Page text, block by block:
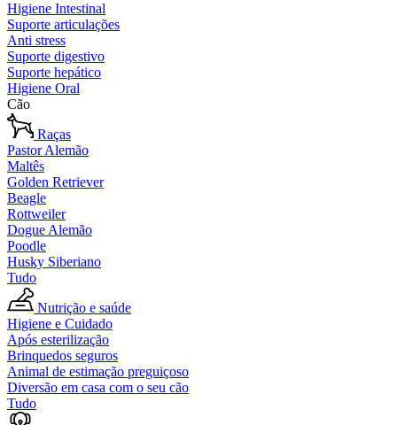
Higiene Intestinal
Suporte articulações
Anti stress
Suporte digestivo
Suporte hepático
Higiene Oral
Cão
Raças
Pastor Alemão
Maltês
Golden Retriever
Beagle
Rottweiler
Dogue Alemão
Poodle
Husky Siberiano
Tudo
Nutrição e saúde
Higiene e Cuidado
Após esterilização
Brinquedos seguros
Animal de estimação preguiçoso
Diversão em casa com o seu cão
Tudo